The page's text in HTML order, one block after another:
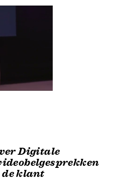
Digitale
de klant